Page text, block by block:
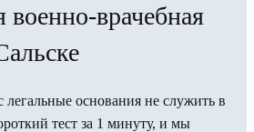
военно-врачебная
легальные основания не служить в
тест за 1 минуту, и мы